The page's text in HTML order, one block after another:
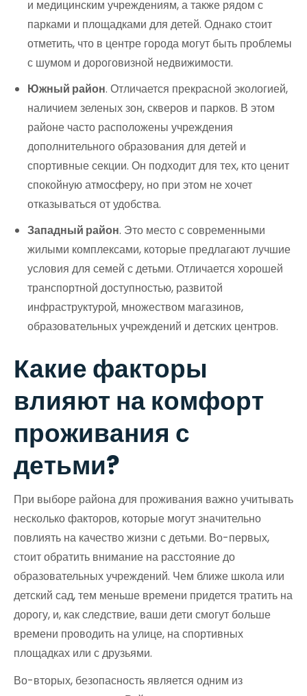
и медицинским учреждениям, а также рядом с
парками и площадками для детей. Однако стоит
отметить, что в центре города могут быть проблемы
с шумом и дороговизной недвижимости.
Южный район. Отличается прекрасной экологией,
наличием зеленых зон, скверов и парков. В этом
районе часто расположены учреждения
дополнительного образования для детей и
спортивные секции. Он подходит для тех, кто ценит
спокойную атмосферу, но при этом не хочет
отказываться от удобства.
Западный район. Это место с современными
жилыми комплексами, которые предлагают лучшие
условия для семей с детьми. Отличается хорошей
транспортной доступностью, развитой
инфраструктурой, множеством магазинов,
образовательных учреждений и детских центров.
Какие факторы
влияют на комфорт
проживания с
детьми?
При выборе района для проживания важно учитывать
несколько факторов, которые могут значительно
повлиять на качество жизни с детьми. Во-первых,
стоит обратить внимание на расстояние до
образовательных учреждений. Чем ближе школа или
детский сад, тем меньше времени придется тратить на
дорогу, и, как следствие, ваши дети смогут больше
времени проводить на улице, на спортивных
площадках или с друзьями.
Во-вторых, безопасность является одним из